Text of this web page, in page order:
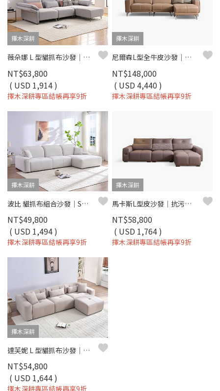
擇木深耕
薇朵娜 L 型貓抓布沙發｜耐磨防潑水 × 高密度彈力坐墊 × 十年骨架保固 – 擇木深耕系列
NT$63,800
( USD 1,914 )
擇木深耕專區結帳再享9折
擇木深耕
尼爾森L型全牛皮沙發｜進口頭層牛皮 × 可調式背靠 × 十年骨架保固 – 擇木深耕系列
NT$148,000
( USD 4,440 )
擇木深耕專區結帳再享9折
擇木深耕
波比 貓抓布組合沙發｜SGS 檢驗 × 模組設計 × 防潑水耐磨
NT$49,800
( USD 1,494 )
擇木深耕專區結帳再享9折
擇木深耕
馬卡斯L型皮沙發｜抗污耐磨皮革 × 活動式背靠 × 左右移動腳椅 – 擇木深耕
NT$58,800
( USD 1,764 )
擇木深耕專區結帳再享9折
擇木深耕
達芙妮 L 型貓抓布沙發｜防潑水 × SGS 檢驗 × 模組自由組合
NT$54,800
( USD 1,644 )
擇木深耕專區結帳再享9折